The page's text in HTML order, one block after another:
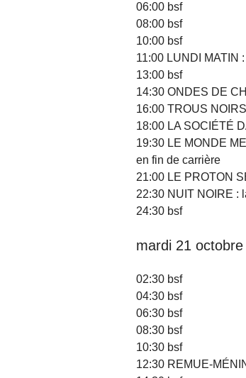
06:00 bsf
08:00 bsf
10:00 bsf
11:00 LUNDI MATIN
13:00 bsf
14:30 ONDES DE
16:00 TROUS
18:00 LA SOCIÉTÉ
19:30 LE MONDE
en fin de carrière
21:00 LE PROTON
22:30 NUIT NOIRE :
24:30 bsf
mardi 21
02:30 bsf
04:30 bsf
06:30 bsf
08:30 bsf
10:30 bsf
12:30 REMUE-